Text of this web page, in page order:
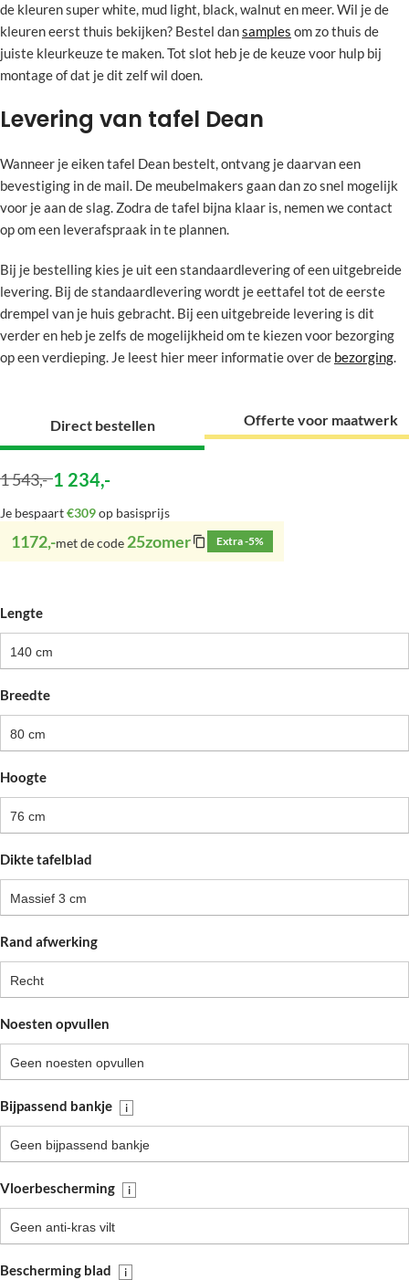
de kleuren super white, mud light, black, walnut en meer. Wil je de
kleuren eerst thuis bekijken? Bestel dansamples om zo thuis de
juiste kleurkeuze te maken. Tot slot heb je de keuze voor hulp bij
montage of dat je dit zelf wil doen.
Levering van tafel Dean
Wanneer je eiken tafel Dean bestelt, ontvang je daarvan een
bevestiging in de mail. De meubelmakers gaan dan zo snel mogelijk
voor je aan de slag. Zodra de tafel bijna klaar is, nemen we contact
op om een leverafspraak in te plannen.
Bij je bestelling kies je uit een standaardlevering of een uitgebreide
levering. Bij de standaardlevering wordt je eettafel tot de eerste
drempel van je huis gebracht. Bij een uitgebreide levering is dit
verder en heb je zelfs de mogelijkheid om te kiezen voor bezorging
op een verdieping. Je leest hier meer informatie over de bezorging.
Direct bestellen Offerte voor maatwerk
1 543,- 1 234,-
Je bespaart€309op basisprijs
1172,-met de code 25zomer Extra -5%
Lengte
140 cm
Breedte
80 cm
Hoogte
76 cm
Dikte tafelblad
Massief 3 cm
Rand afwerking
Recht
Noesten opvullen
Geen noesten opvullen
Bijpassend bankje i
Geen bijpassend bankje
Vloerbescherming i
Geen anti-kras vilt
Bescherming blad i